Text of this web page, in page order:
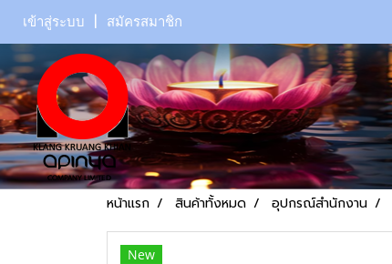
เข้าสู่ระบบ สมัครสมาชิก
หน้าแรก สินค้าทั้งหมด อุปกรณ์สำนักงาน
New